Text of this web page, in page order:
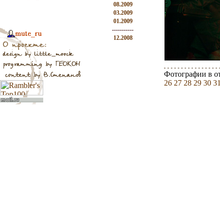
08.2009
03.2009
01.2009
-----------
12.2008
Фотографии в
26 27 28 29 30